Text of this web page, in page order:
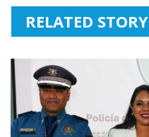
RELATED STORY